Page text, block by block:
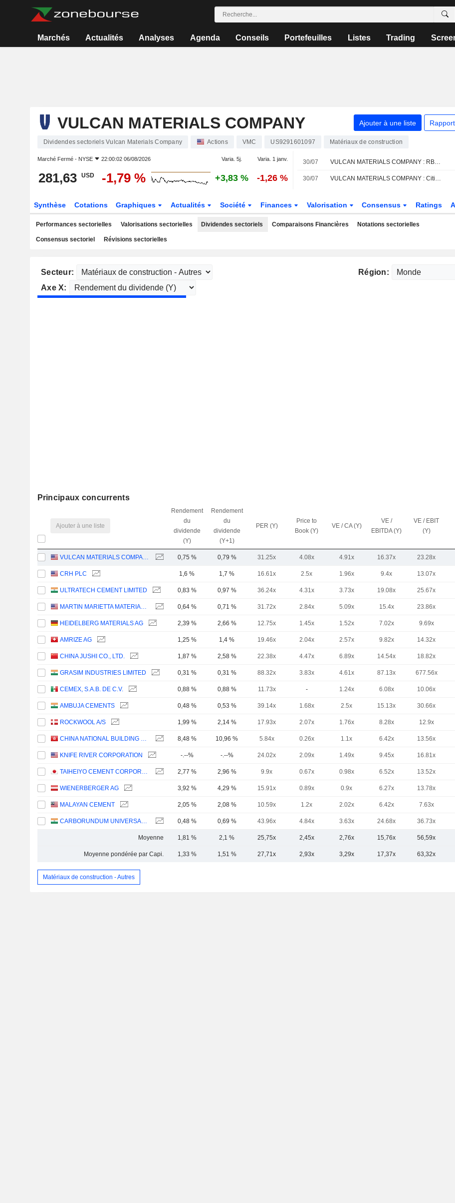
Marchés Actualités Analyses Agenda Conseils Portefeuilles Listes Trading
VULCAN MATERIALS COMPANY Ajouter à une liste
Dividendes sectoriels Vulcan Materials Company Actions VMC US9291601097 Matériaux de construction
Marché Fermé - NYSE 22:00:02 06/08/2026 Varia. 5j. Varia. 1 janv.
281,63 USD -1,79 % +3,83 % -1,26 %
30/07 VULCAN MATERIALS COMPANY : RBC Capital Markets n'est pas inspiré par le dossier
30/07 VULCAN MATERIALS COMPANY : Citigroup persiste à l'achat
Synthèse Cotations Graphiques Actualités Société Finances Valorisation Consensus Ratings
Performances sectorielles Valorisations sectorielles Dividendes sectoriels Comparaisons Financières Notations sectorielles
Consensus sectoriel Révisions sectorielles
Secteur:
Région:
Axe X:
Principaux concurrents
Ajouter à une liste
Rendement
du
dividende
(Y)
Rendement
du
dividende
(Y+1)
PER (Y)
Price to
Book (Y)
VE / CA (Y)
VE /
EBITDA (Y)
VE / EBIT
(Y)
VULCAN MATERIALS COMPANY 0,75 % 0,79 % 31.25x 4.08x 4.91x 16.37x 23.28x
CRH PLC 1,6 % 1,7 % 16.61x 2.5x 1.96x 9.4x 13.07x
ULTRATECH CEMENT LIMITED 0,83 % 0,97 % 36.24x 4.31x 3.73x 19.08x 25.67x
MARTIN MARIETTA MATERIALS, INC. 0,64 % 0,71 % 31.72x 2.84x 5.09x 15.4x 23.86x
HEIDELBERG MATERIALS AG 2,39 % 2,66 % 12.75x 1.45x 1.52x 7.02x 9.69x
AMRIZE AG 1,25 % 1,4 % 19.46x 2.04x 2.57x 9.82x 14.32x
CHINA JUSHI CO., LTD. 1,87 % 2,58 % 22.38x 4.47x 6.89x 14.54x 18.82x
GRASIM INDUSTRIES LIMITED 0,31 % 0,31 % 88.32x 3.83x 4.61x 87.13x 677.56x
CEMEX, S.A.B. DE C.V. 0,88 % 0,88 % 11.73x - 1.24x 6.08x 10.06x
AMBUJA CEMENTS 0,48 % 0,53 % 39.14x 1.68x 2.5x 15.13x 30.66x
ROCKWOOL A/S 1,99 % 2,14 % 17.93x 2.07x 1.76x 8.28x 12.9x
CHINA NATIONAL BUILDING MATERIAL COMPANY LIMITED 8,48 % 10,96 % 5.84x 0.26x 1.1x 6.42x 13.56x
KNIFE RIVER CORPORATION -.--% -.--% 24.02x 2.09x 1.49x 9.45x 16.81x
TAIHEIYO CEMENT CORPORATION 2,77 % 2,96 % 9.9x 0.67x 0.98x 6.52x 13.52x
WIENERBERGER AG 3,92 % 4,29 % 15.91x 0.89x 0.9x 6.27x 13.78x
MALAYAN CEMENT 2,05 % 2,08 % 10.59x 1.2x 2.02x 6.42x 7.63x
CARBORUNDUM UNIVERSAL LIMITED 0,48 % 0,69 % 43.96x 4.84x 3.63x 24.68x 36.73x
Moyenne 1,81 % 2,1 % 25,75x 2,45x 2,76x 15,76x 56,59x
Moyenne pondérée par Capi. 1,33 % 1,51 % 27,71x 2,93x 3,29x 17,37x 63,32x
Matériaux de construction - Autres